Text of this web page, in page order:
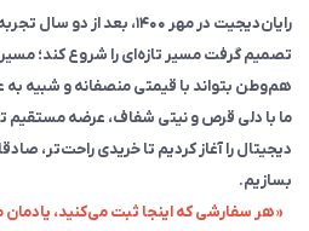
رایان‌دیجیت در مهر ۱۴۰۰،
تصمیم گرفت مسیر تازه‌ای را شروع کند؛
هم‌وطن بتواند با قیمتی منصفانه و شبیه به
ما با دلی قرص و نیتی شفاف، عرضه مستقیم
دیجیتال را آغاز کردیم تا خریدی راحت‌تر،
بسازیم.
«هر سفارشی که اینجا ثبت می‌کنید،